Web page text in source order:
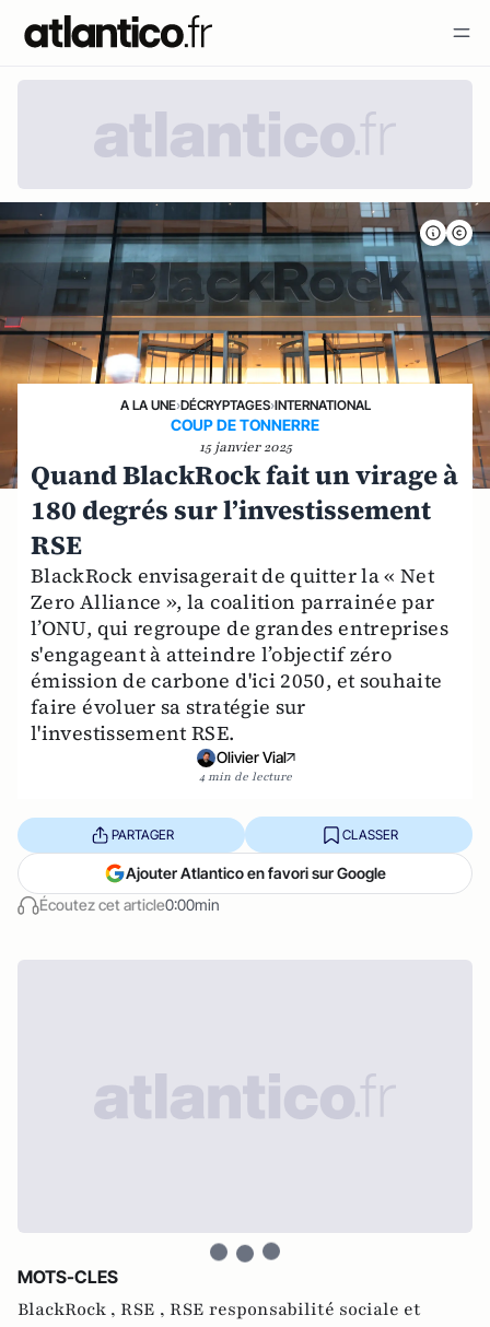
A LA UNE›DÉCRYPTAGES›INTERNATIONAL
COUP DE TONNERRE
15 janvier 2025
Quand BlackRock fait un virage à
180 degrés sur l’investissement
RSE
BlackRock envisagerait de quitter la « Net
Zero Alliance », la coalition parrainée par
l’ONU, qui regroupe de grandes entreprises
s'engageant à atteindre l’objectif zéro
émission de carbone d'ici 2050, et souhaite
faire évoluer sa stratégie sur
l'investissement RSE.
Olivier Vial
4 min de lecture
Écoutez cet article0:00min
PARTAGER CLASSER
Ajouter Atlantico en favori sur Google
MOTS-CLES
BlackRock , RSE , RSE responsabilité sociale et